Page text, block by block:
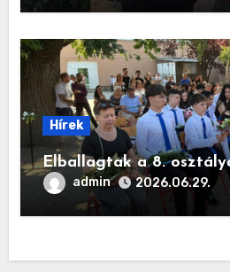
Hírek
Elballagtak a 8.
admin 2026.06.29.